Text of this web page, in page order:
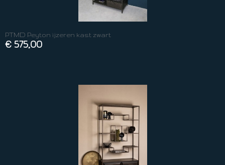
PTMD Peyton ijzeren kast zwart
€ 575,00